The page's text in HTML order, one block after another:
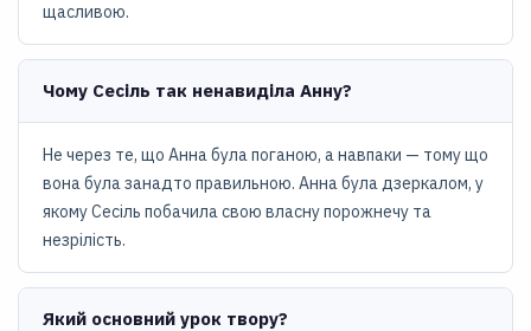
щасливою.
Чому Сесіль так ненавиділа Анну?
Не через те, що Анна була поганою, а навпаки — тому що
вона була занадто правильною. Анна була дзеркалом, у
якому Сесіль побачила свою власну порожнечу та
незрілість.
Який основний урок твору?